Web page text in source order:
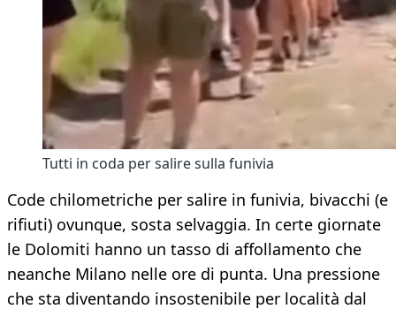
Tutti in coda per salire sulla funivia
Code chilometriche per salire in funivia, bivacchi (e
rifiuti) ovunque, sosta selvaggia. In certe giornate
le Dolomiti hanno un tasso di affollamento che
neanche Milano nelle ore di punta. Una pressione
che sta diventando insostenibile per località dal